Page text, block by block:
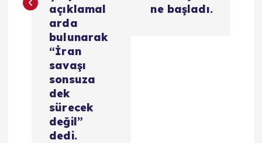
açıklamal
arda
bulunarak
“İran
savaşı
sonsuza
dek
sürecek
değil”
dedi.
ne başladı.